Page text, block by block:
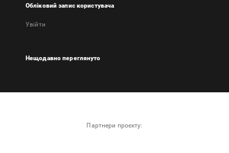
Обліковий запис користувача
Увійти
Нещодавно переглянуто
Партнери проєкту: